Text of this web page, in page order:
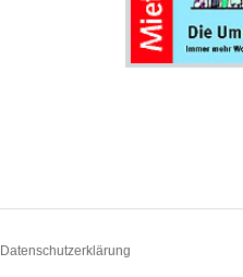
Datenschutzerklärung